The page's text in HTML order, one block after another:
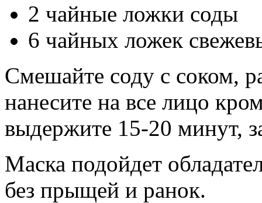
2 чайные ложки соды
6 чайных ложек
Смешайте соду с соком,
нанесите на все лицо
выдержите 15-20 минут,
Маска подойдет
без прыщей и ранок.